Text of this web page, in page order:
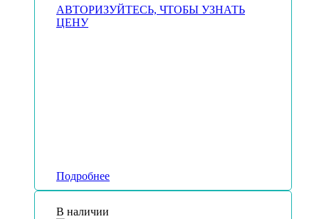
АВТОРИЗУЙТЕСЬ, ЧТОБЫ УЗНАТЬ
ЦЕНУ
Подробнее
В наличии